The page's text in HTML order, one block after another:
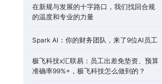
在新规与发展的十字路口，我们找回合规
的温度和专业的力量
Spark AI：你的财务团队，来了9位AI员工
极飞科技x汇联易：员工出差免垫资、预算
准确率99%+，极飞科技怎么做到的？